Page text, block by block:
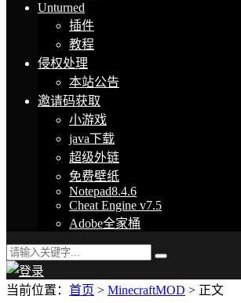
Unturned
插件
教程
侵权处理
本站公告
邀请码获取
小游戏
java下载
超级外链
免费壁纸
Notepad8.4.6
Cheat Engine v7.5
Adobe全家桶
当前位置： 首页 > MinecraftMOD > 正文